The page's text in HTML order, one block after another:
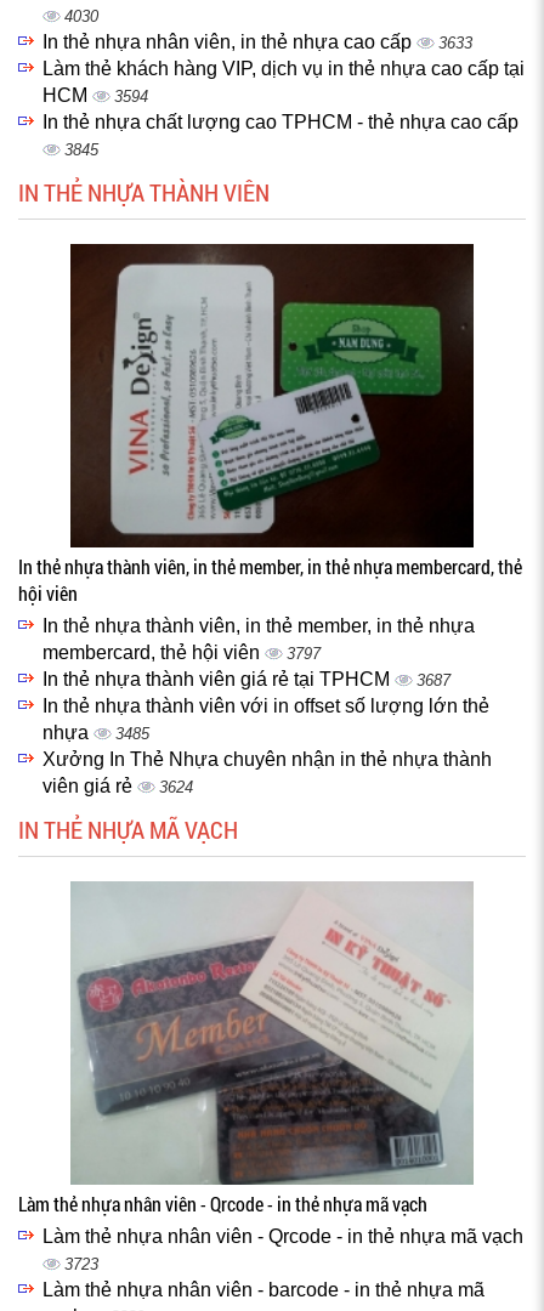
4030
In thẻ nhựa nhân viên, in thẻ nhựa cao cấp 3633
Làm thẻ khách hàng VIP, dịch vụ in thẻ nhựa cao cấp tại
HCM
3594
In thẻ nhựa chất lượng cao TPHCM - thẻ nhựa cao cấp
3845
IN THẺ NHỰA THÀNH VIÊN
In thẻ nhựa thành viên, in thẻ member, in thẻ nhựa membercard, thẻ
hội viên
In thẻ nhựa thành viên, in thẻ member, in thẻ nhựa
membercard, thẻ hội viên
3797
In thẻ nhựa thành viên giá rẻ tại TPHCM 3687
In thẻ nhựa thành viên với in offset số lượng lớn thẻ
nhựa
3485
Xưởng In Thẻ Nhựa chuyên nhận in thẻ nhựa thành
viên giá rẻ
3624
IN THẺ NHỰA MÃ VẠCH
Làm thẻ nhựa nhân viên - Qrcode - in thẻ nhựa mã vạch
Làm thẻ nhựa nhân viên - Qrcode - in thẻ nhựa mã vạch
3723
Làm thẻ nhựa nhân viên - barcode - in thẻ nhựa mã